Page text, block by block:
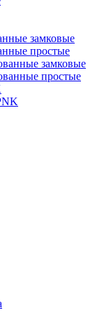
замковые
простые
замковые
простые